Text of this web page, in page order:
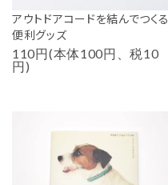
アウトドアコードを結んでつくる
便利グッズ
110円(本体100円、税10
円)